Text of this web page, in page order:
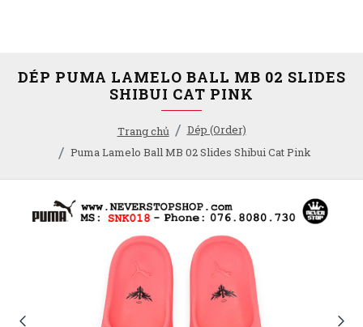
Trang chủ
Dép (Order)
Puma Lamelo Ball MB 02 Slides Shibui Cat Pink
DÉP PUMA LAMELO BALL MB 02 SLIDES
SHIBUI CAT PINK